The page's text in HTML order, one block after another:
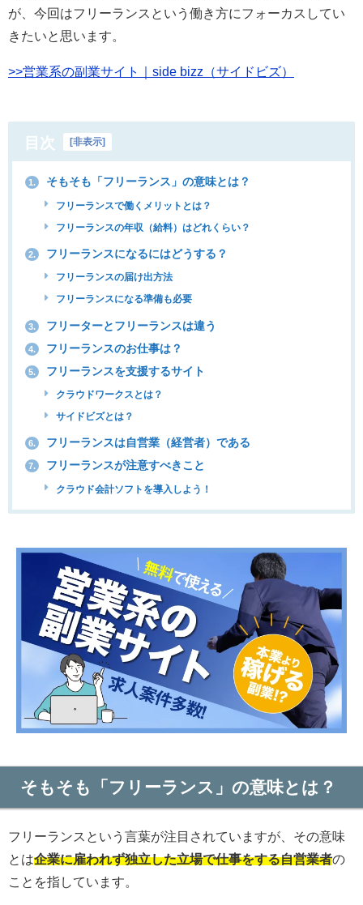
が、今回はフリーランスという働き方にフォーカスしてい
きたいと思います。
>>営業系の副業サイト｜side bizz（サイドビズ）
目次 非表示
1. そもそも「フリーランス」の意味とは？
フリーランスで働くメリットとは？
フリーランスの年収（給料）はどれくらい？
2. フリーランスになるにはどうする？
フリーランスの届け出方法
フリーランスになる準備も必要
3. フリーターとフリーランスは違う
4. フリーランスのお仕事は？
5. フリーランスを支援するサイト
クラウドワークスとは？
サイドビズとは？
6. フリーランスは自営業（経営者）である
7. フリーランスが注意すべきこと
クラウド会計ソフトを導入しよう！
そもそも「フリーランス」の意味とは？
フリーランスという言葉が注目されていますが、その意味
とは企業に雇われず独立した立場で仕事をする自営業者の
ことを指しています。